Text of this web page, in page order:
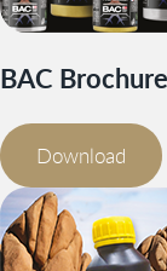
BAC Brochure
Download